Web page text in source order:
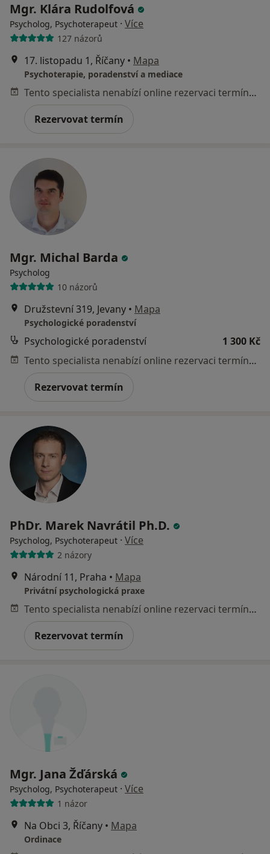
Mgr. Klára Rudolfová
Psycholog, Psychoterapeut · Více
127 názorů
17. listopadu 1, Říčany • Mapa
Psychoterapie, poradenství a mediace
Tento specialista nenabízí online rezervaci termínu na této adrese.
Rezervovat termín
Mgr. Michal Barda
Psycholog
10 názorů
Družstevní 319, Jevany • Mapa
Psychologické poradenství
Psychologické poradenství
1 300 Kč
Tento specialista nenabízí online rezervaci termínu na této adrese.
Rezervovat termín
PhDr. Marek Navrátil Ph.D.
Psycholog, Psychoterapeut · Více
2 názory
Národní 11, Praha • Mapa
Privátní psychologická praxe
Tento specialista nenabízí online rezervaci termínu na této adrese.
Rezervovat termín
Mgr. Jana Žďárská
Psycholog, Psychoterapeut · Více
1 názor
Na Obci 3, Říčany • Mapa
Ordinace